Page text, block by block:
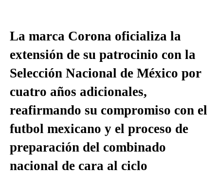
La marca Corona oficializa la
extensión de su patrocinio con la
Selección Nacional de México por
cuatro años adicionales,
reafirmando su compromiso con el
futbol mexicano y el proceso de
preparación del combinado
nacional de cara al ciclo